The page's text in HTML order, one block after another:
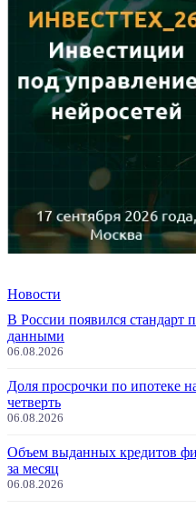
Новости
В России появился стандарт
данными
06.08.2026
Доля просрочки по ипотеке
четверть
06.08.2026
Объем выданных кредитов
за месяц
06.08.2026